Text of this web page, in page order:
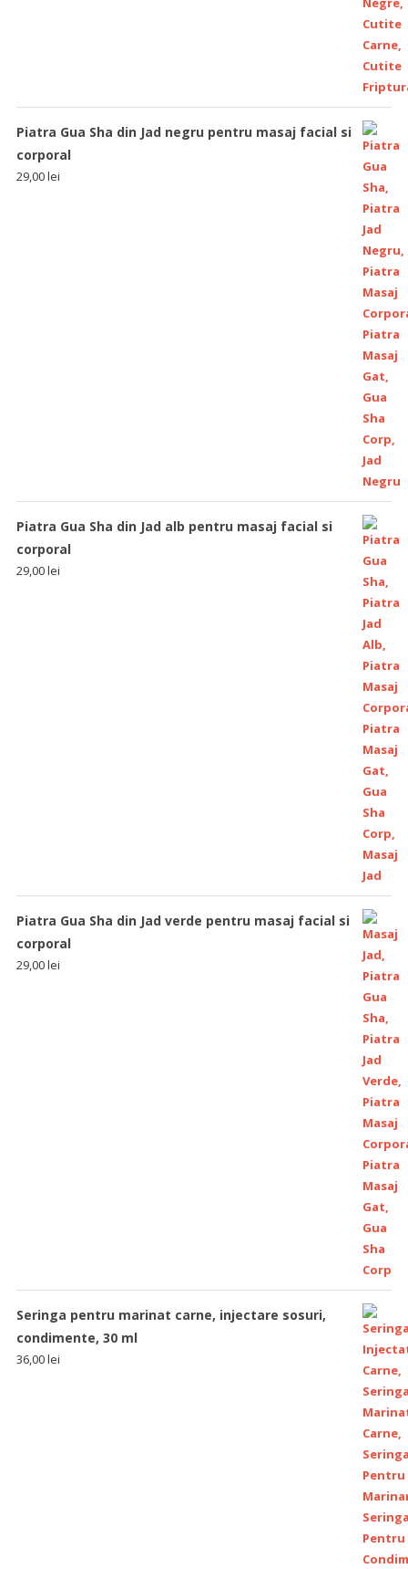
Piatra Gua Sha din Jad negru pentru masaj facial si
corporal
29,00lei
Piatra Gua Sha din Jad alb pentru masaj facial si
corporal
29,00lei
Piatra Gua Sha din Jad verde pentru masaj facial si
corporal
29,00lei
Seringa pentru marinat carne, injectare sosuri,
condimente, 30 ml
36,00lei